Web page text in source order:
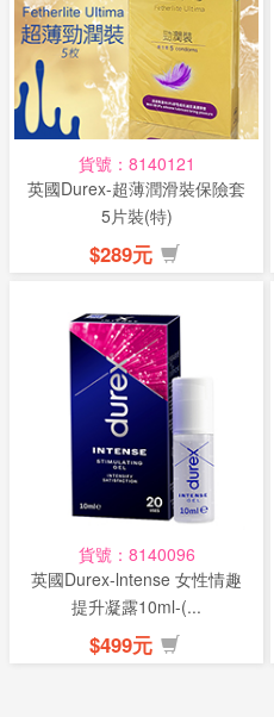
話
或
簡
訊
批
明
貨號：8140121
英國Durex-超薄潤滑裝保險套
5片裝(特)
$289元
貨號：8140096
英國Durex-lntense 女性情趣
提升凝露10ml-(...
$499元